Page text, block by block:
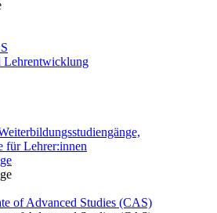
Lehrentwicklung
für Lehrer:innen
of Advanced Studies (CAS)